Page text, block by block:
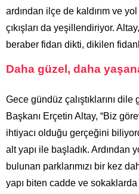
ardından ilçe de kaldırım ve
çıkışları da yeşillendiriyor.
beraber fidan dikti, dikilen
Daha güzel, daha
Gece gündüz çalıştıklarını
Başkanı Erçetin Altay, “Biz
ihtiyacı olduğu gerçeğini
alt yapı ile başladık. Ardından
bulunan parklarımızı bir kez
yapı biten cadde ve